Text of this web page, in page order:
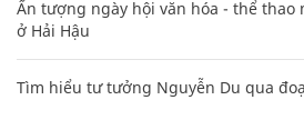
Ấn tượng ngày hội văn hóa - thể thao
ở Hải Hậu
Tìm hiểu tư tưởng Nguyễn Du qua